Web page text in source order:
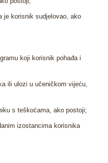
je korisnik sudjelovao, ako
koji korisnik pohađa i
ili ulozi u učeničkom vijeću,
s teškoćama, ako postoji;
izostancima korisnika